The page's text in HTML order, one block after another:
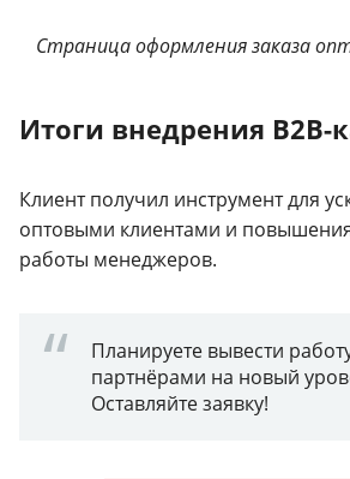
Страница оформления заказа
Итоги внедрения B2B-
Клиент получил инструмент для
оптовыми клиентами и
работы менеджеров.
Планируете вывести
партнёрами на новый
Оставляйте заявку!